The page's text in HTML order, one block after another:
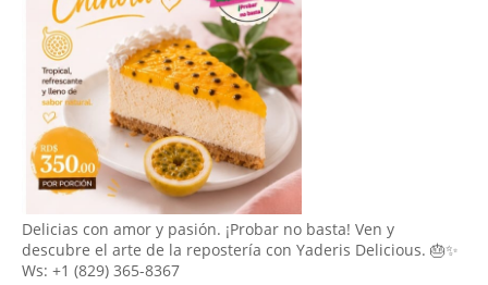
Delicias con amor y pasión. ¡Probar no basta! Ven y
descubre el arte de la repostería con Yaderis Delicious. 🎂✨
Ws: +1 (829) 365-8367